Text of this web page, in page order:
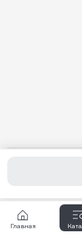
самокатов,
Главная